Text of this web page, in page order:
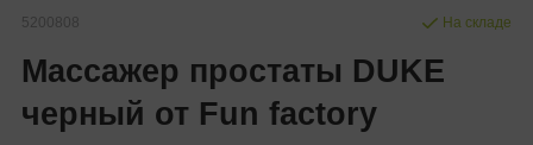
5200808
Массажер простаты DUKE
черный от Fun factory
На складе